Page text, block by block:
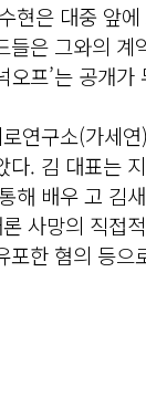
현은 대중 앞
은 그와의
프’는 공개가
연구소(가세
다. 김 대표는
해 배우 고 김
사망의 직접
포한 혐의 등